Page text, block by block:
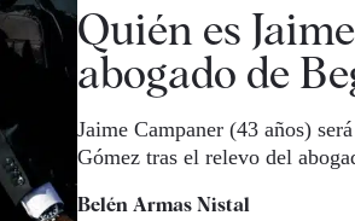
Quién es
abogado de
Jaime Campaner (43 años)
Gómez tras el relevo del
Belén Armas Nistal